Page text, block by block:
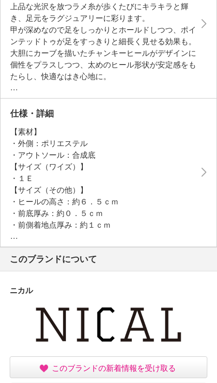
上品な光沢を放つラメ糸が歩くたびにキラキラと輝
き、足元をラグジュアリーに彩ります。
甲が深めなので足をしっかりとホールドしつつ、ポイ
ンテッドトゥが足をすっきりと細長く見せる効果も。
大胆にカーブを描いたチャンキーヒールがデザインに
個性をプラスしつつ、太めのヒール形状が安定感をも
たらし、快適なはき心地に。
さらに屈曲性に優れたラバーソールを使用することで
歩きやすさも確保しました。
仕様・詳細
【素材】
・外側：ポリエステル
・アウトソール：合成底
【サイズ（ワイズ）】
・１Ｅ
【サイズ（その他）】
・ヒールの高さ：約６．５ｃｍ
・前底厚み：約０．５ｃｍ
・前側着地点厚み：約１ｃｍ
・高低差：約５．５ｃｍ
【重さ】
・片足約１７６ｇ（サイズにより多少の差異あり）
【個体差あり】
【原産国（地）】
・中国製
※ジャストサイズをお選びください。不安な方はワン
サイズ上をおすすめ
【目安サイズ】
表記：Ｓ
このブランドについて
ニカル
このブランドの新着情報を受け取る